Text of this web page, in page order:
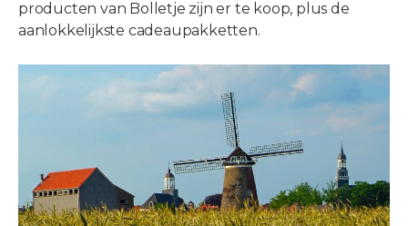
producten van Bolletje zijn er te koop, plus de
aanlokkelijkste cadeaupakketten.